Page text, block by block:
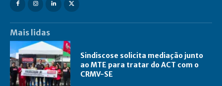
Mais lidas
Sindiscose solicita mediação junto
ao MTE para tratar do ACT com o
CRMV-SE